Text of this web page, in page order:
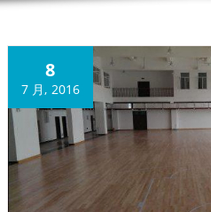
8
7 月, 2016